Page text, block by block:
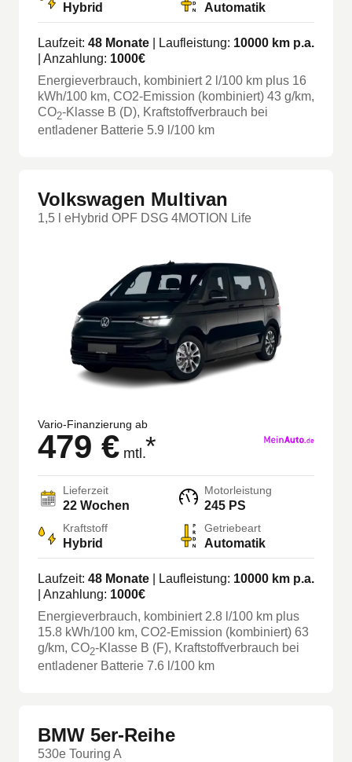
Hybrid Automatik
Laufzeit: 48 Monate | Laufleistung: 10000 km p.a.
| Anzahlung: 1000€
Energieverbrauch, kombiniert 2 l/100 km plus 16
kWh/100 km, CO2-Emission (kombiniert) 43 g/km,
CO2-Klasse B (D), Kraftstoffverbrauch bei
entladener Batterie 5.9 l/100 km
Volkswagen Multivan
1,5 l eHybrid OPF DSG 4MOTION Life
Vario-Finanzierung ab
479 € mtl.*
Lieferzeit
22 Wochen
Motorleistung
245 PS
Kraftstoff
Hybrid
Getriebeart
Automatik
Laufzeit: 48 Monate | Laufleistung: 10000 km p.a.
| Anzahlung: 1000€
Energieverbrauch, kombiniert 2.8 l/100 km plus
15.8 kWh/100 km, CO2-Emission (kombiniert) 63
g/km, CO2-Klasse B (F), Kraftstoffverbrauch bei
entladener Batterie 7.6 l/100 km
BMW 5er-Reihe
530e Touring A